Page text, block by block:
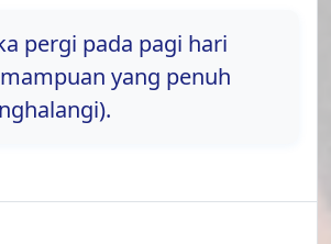
pergi pada pagi hari
yang penuh